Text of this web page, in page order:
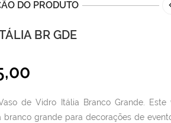
DO PRODUTO
BR GDE
Vaso de Vidro Itália Branco Grande. Este
branco grande para decorações de